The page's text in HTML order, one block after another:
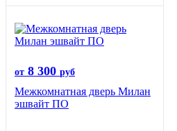
от 8 300 руб
Межкомнатная дверь Милан
эшвайт ПО